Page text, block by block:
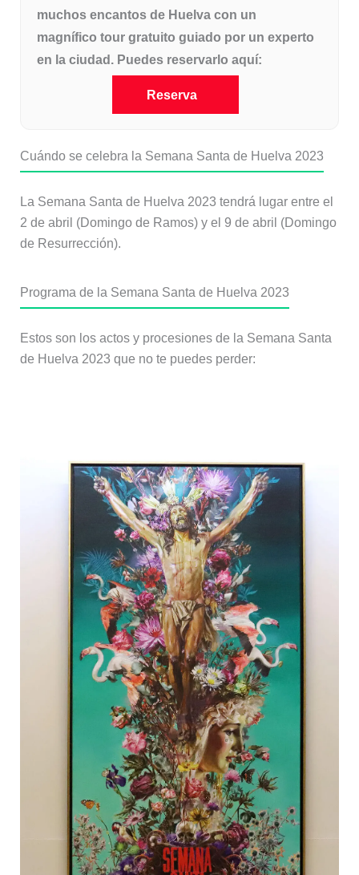
muchos encantos de Huelva con un
magnífico tour gratuito guiado por un experto
en la ciudad. Puedes reservarlo aquí:
Reserva
Cuándo se celebra la Semana Santa de Huelva 2023
La Semana Santa de Huelva 2023 tendrá lugar entre el
2 de abril (Domingo de Ramos) y el 9 de abril (Domingo
de Resurrección).
Programa de la Semana Santa de Huelva 2023
Estos son los actos y procesiones de la Semana Santa
de Huelva 2023 que no te puedes perder: